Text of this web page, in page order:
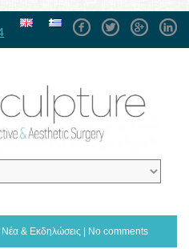
FacebookTwitterGPlus
& Εκδηλώσεις | No comments